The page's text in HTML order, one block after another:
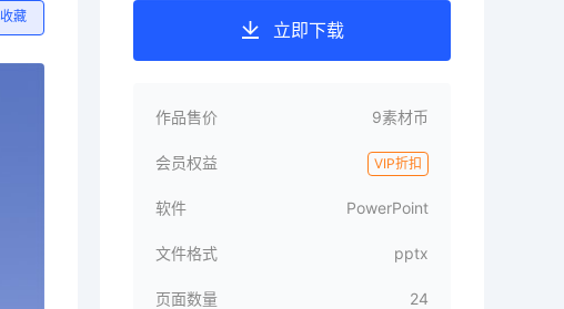
收藏
立即下载
作品售价 9素材币
会员权益 VIP折扣
软件 PowerPoint
文件格式 pptx
页面数量 24